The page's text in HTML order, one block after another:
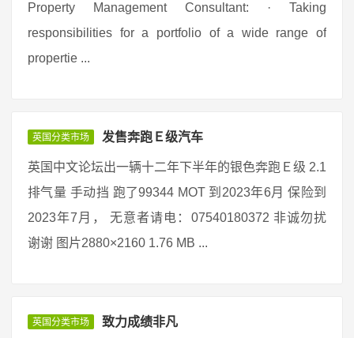
Property Management Consultant: · Taking
responsibilities for a portfolio of a wide range of
propertie ...
英国分类市场 发售奔跑Ｅ级汽车
英国中文论坛出一辆十二年下半年的银色奔跑Ｅ级 2.1
排气量 手动挡 跑了99344 MOT 到2023年6月 保险到
2023年7月， 无意者请电：07540180372 非诚勿扰
谢谢 图片2880×2160 1.76 MB ...
英国分类市场 致力成绩非凡